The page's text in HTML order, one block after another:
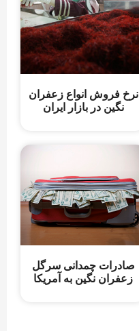
نرخ فروش انواع زعفران
نگین در بازار ایران
صادرات چمدانی سرگل
زعفران نگین به آمریکا